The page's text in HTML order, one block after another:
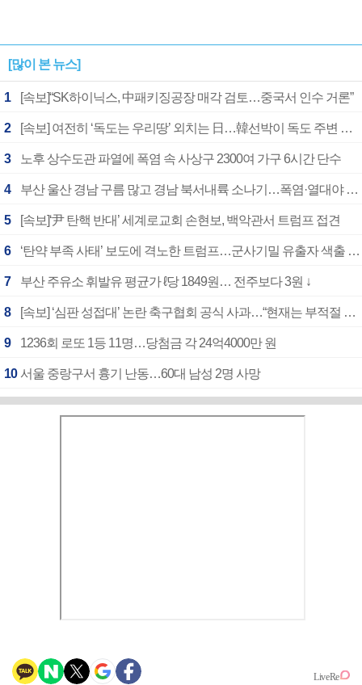
[많이 본 뉴스]
1 [속보]“SK하이닉스, 中패키징공장 매각 검토…중국서 인수 거론”
2 [속보] 여전히 ‘독도는 우리땅’ 외치는 日…韓선박이 독도 주변 해양조사 활동하자 반발
3 노후 상수도관 파열에 폭염 속 사상구 2300여 가구 6시간 단수
4 부산 울산 경남 구름 많고 경남 북서내륙 소나기…폭염·열대야 계속
5 [속보]‘尹 탄핵 반대’ 세계로교회 손현보, 백악관서 트럼프 접견
6 ‘탄약 부족 사태’ 보도에 격노한 트럼프…군사기밀 유출자 색출 지시
7 부산 주유소 휘발유 평균가 ℓ당 1849원… 전주보다 3원 ↓
8 [속보] ‘심판 성접대’ 논란 축구협회 공식 사과…“현재는 부적절 행위 없어”
9 1236회 로또 1등 11명…당첨금 각 24억4000만 원
10 서울 중랑구서 흉기 난동…60대 남성 2명 사망